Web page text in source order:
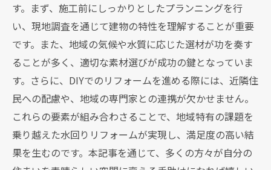
す。まず、施工前にしっかりとしたプランニングを行
い、現地調査を通じて建物の特性を理解することが重要
です。また、地域の気候や水質に応じた選材が功を奏す
ることが多く、適切な素材選びが成功の鍵となっていま
す。さらに、DIYでのリフォームを進める際には、近隣住
民への配慮や、地域の専門家との連携が欠かせません。
これらの要素が組み合わさることで、地域特有の課題を
乗り越えた水回りリフォームが実現し、満足度の高い結
果を生むのです。本記事を通じて、多くの方々が自分の